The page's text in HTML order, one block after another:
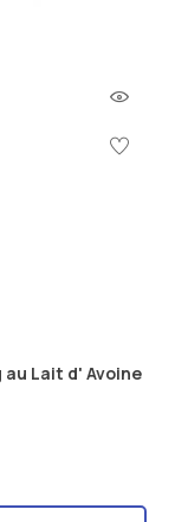
au Lait d' Avoine